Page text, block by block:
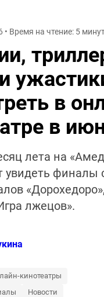
• Время на чтение: 5
в
в
лета на
увидеть финалы
лжецов».
кинотеатры
Новости